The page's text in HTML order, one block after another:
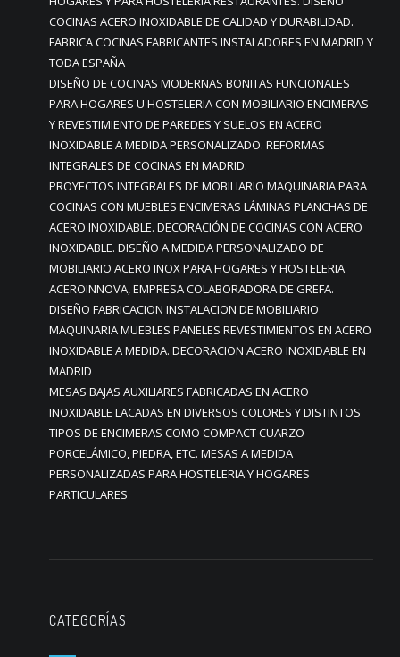
COCINAS ACERO INOXIDABLE DE CALIDAD Y DURABILIDAD.
FABRICA COCINAS FABRICANTES INSTALADORES EN MADRID Y
TODA ESPAÑA
DISEÑO DE COCINAS MODERNAS BONITAS FUNCIONALES
PARA HOGARES U HOSTELERIA CON MOBILIARIO ENCIMERAS
Y REVESTIMIENTO DE PAREDES Y SUELOS EN ACERO
INOXIDABLE A MEDIDA PERSONALIZADO. REFORMAS
INTEGRALES DE COCINAS EN MADRID.
PROYECTOS INTEGRALES DE MOBILIARIO MAQUINARIA PARA
COCINAS CON MUEBLES ENCIMERAS LÁMINAS PLANCHAS DE
ACERO INOXIDABLE. DECORACIÓN DE COCINAS CON ACERO
INOXIDABLE. DISEÑO A MEDIDA PERSONALIZADO DE
MOBILIARIO ACERO INOX PARA HOGARES Y HOSTELERIA
ACEROINNOVA, EMPRESA COLABORADORA DE GREFA.
DISEÑO FABRICACION INSTALACION DE MOBILIARIO
MAQUINARIA MUEBLES PANELES REVESTIMIENTOS EN ACERO
INOXIDABLE A MEDIDA. DECORACION ACERO INOXIDABLE EN
MADRID
MESAS BAJAS AUXILIARES FABRICADAS EN ACERO
INOXIDABLE LACADAS EN DIVERSOS COLORES Y DISTINTOS
TIPOS DE ENCIMERAS COMO COMPACT CUARZO
PORCELÁMICO, PIEDRA, ETC. MESAS A MEDIDA
PERSONALIZADAS PARA HOSTELERIA Y HOGARES
PARTICULARES
CATEGORÍAS